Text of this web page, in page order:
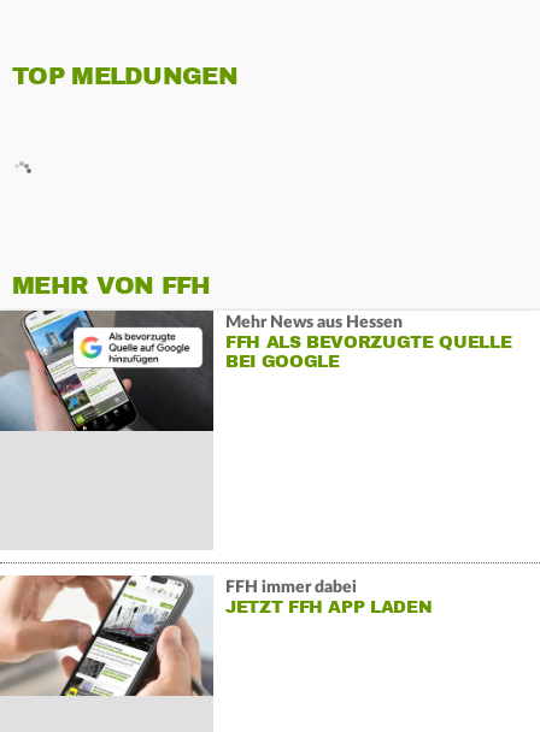
TOP MELDUNGEN
MEHR VON FFH
Mehr News aus Hessen
FFH ALS BEVORZUGTE QUELLE
BEI GOOGLE
FFH immer dabei
JETZT FFH APP LADEN